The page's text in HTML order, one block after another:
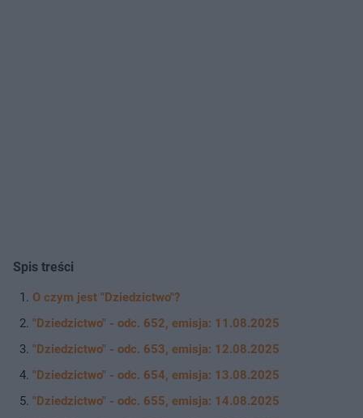
Spis treści
O czym jest "Dziedzictwo"?
"Dziedzictwo" - odc. 652, emisja: 11.08.2025
"Dziedzictwo" - odc. 653, emisja: 12.08.2025
"Dziedzictwo" - odc. 654, emisja: 13.08.2025
"Dziedzictwo" - odc. 655, emisja: 14.08.2025